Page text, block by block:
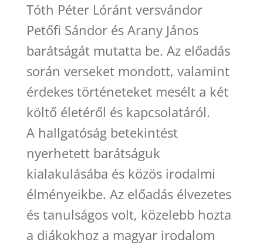
Tóth Péter Lóránt versvándor
Petőfi Sándor és Arany János
barátságát mutatta be. Az előadás
során verseket mondott, valamint
érdekes történeteket mesélt a két
költő életéről és kapcsolatáról.
A hallgatóság betekintést
nyerhetett barátságuk
kialakulásába és közös irodalmi
élményeikbe. Az előadás élvezetes
és tanulságos volt, közelebb hozta
a diákokhoz a magyar irodalom